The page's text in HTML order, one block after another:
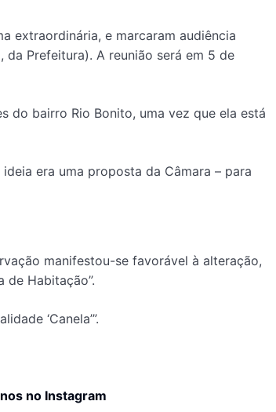
extraordinária, e marcaram audiência
Prefeitura). A reunião será em 5 de
do bairro Rio Bonito, uma vez que ela está
era uma proposta da Câmara – para
manifestou-se favorável à alteração,
Habitação”.
‘Canela’”.
no Instagram